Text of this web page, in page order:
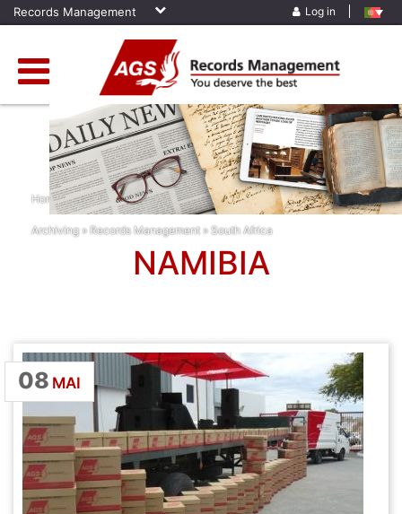
Records Management Log in
Home » News » Africa » Corporate News » Namibia » Physical
Archiving » Records Management » South Africa
NAMIBIA
08 MAI